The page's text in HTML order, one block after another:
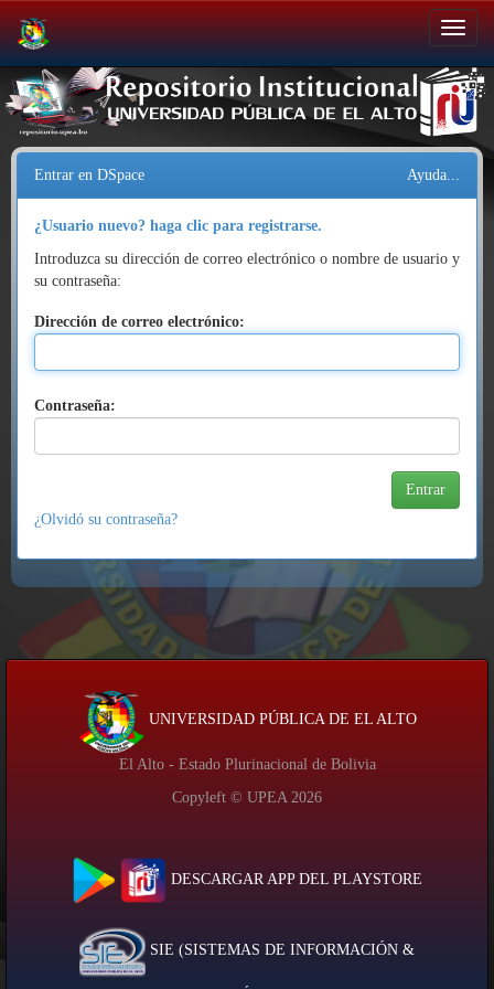
Salir
de
la
navegación
Entrar en DSpace Ayuda...
¿Usuario nuevo? haga clic para registrarse.
Introduzca su dirección de correo electrónico o nombre de usuario y
su contraseña:
Dirección de correo electrónico:
Contraseña:
¿Olvidó su contraseña?
UNIVERSIDAD PÚBLICA DE EL ALTO
El Alto - Estado Plurinacional de Bolivia
Copyleft © UPEA 2026
DESCARGAR APP DEL PLAYSTORE
SIE (SISTEMAS DE INFORMACIÓN &